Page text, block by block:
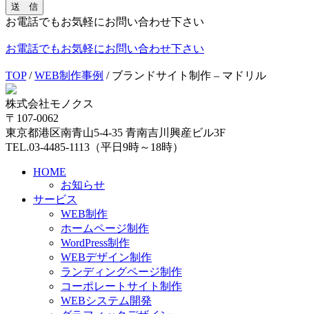
送 信
お電話でもお気軽にお問い合わせ下さい
お電話でもお気軽にお問い合わせ下さい
TOP / WEB制作事例 / ブランドサイト制作 – マドリル
株式会社モノクス
〒107-0062
東京都港区南青山5-4-35 青南吉川興産ビル3F
TEL.03-4485-1113（平日9時～18時）
HOME
お知らせ
サービス
WEB制作
ホームページ制作
WordPress制作
WEBデザイン制作
ランディングページ制作
コーポレートサイト制作
WEBシステム開発